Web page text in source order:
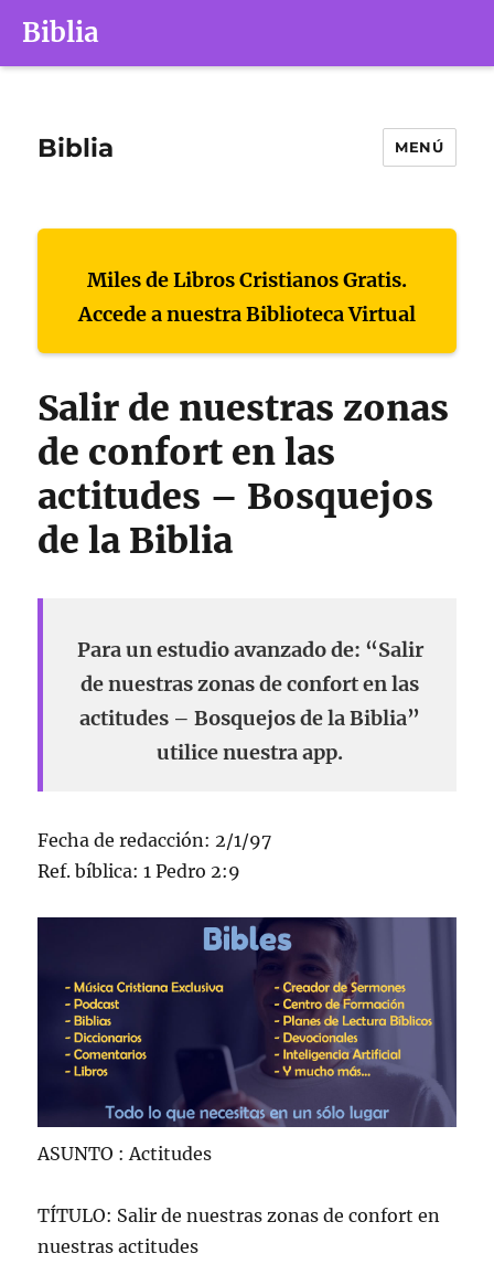
Biblia
Biblia MENÚ
Miles de Libros Cristianos Gratis.
Accede a nuestra Biblioteca Virtual
Salir de nuestras zonas
de confort en las
actitudes – Bosquejos
de la Biblia
Para un estudio avanzado de: “Salir
de nuestras zonas de confort en las
actitudes – Bosquejos de la Biblia”
utilice nuestra app.
Fecha de redacción: 2/1/97
Ref. bíblica: 1 Pedro 2:9
ASUNTO : Actitudes
TÍTULO: Salir de nuestras zonas de confort en
nuestras actitudes